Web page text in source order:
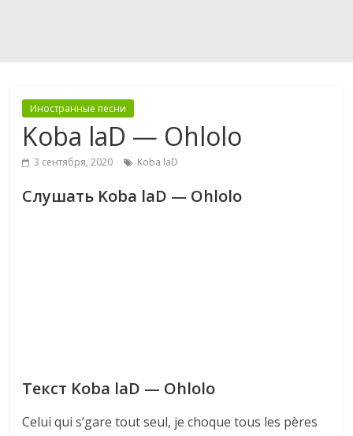
Иностранные песни
Koba laD — Ohlolo
3 сентября, 2020 Koba laD
Слушать Koba laD — Ohlolo
Текст Koba laD — Ohlolo
Celui qui s’gare tout seul, je choque tous les pères